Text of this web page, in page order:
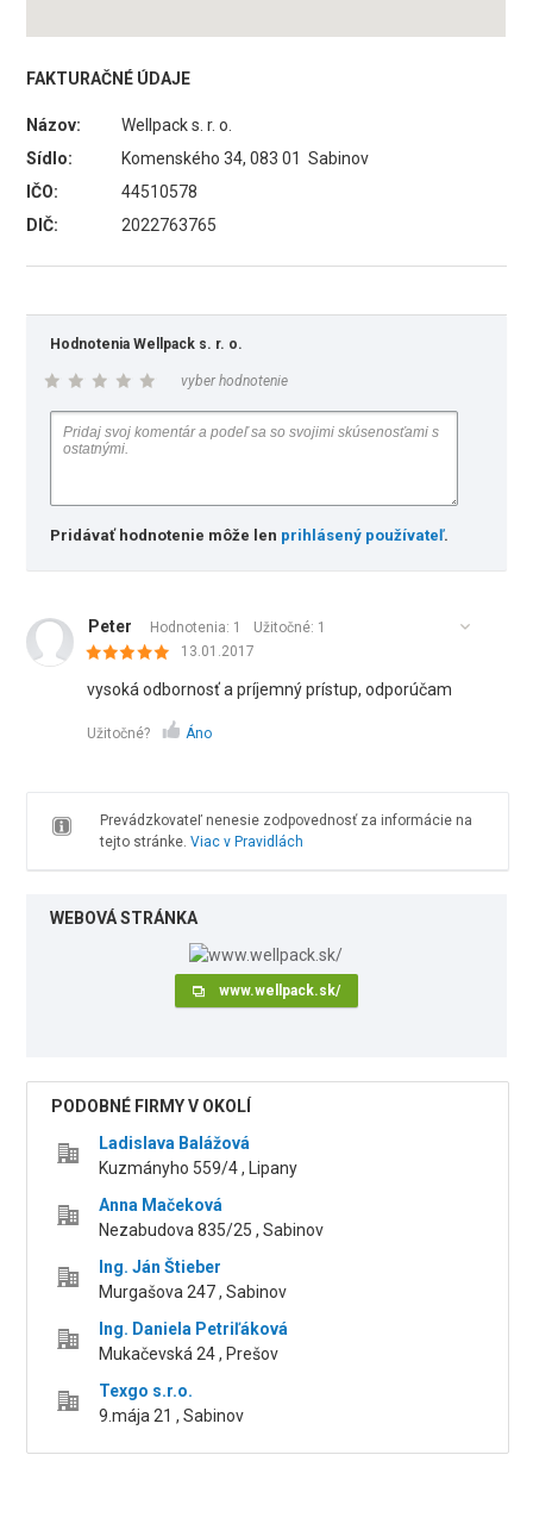
FAKTURAČNÉ ÚDAJE
Názov:
Wellpack s. r. o.
Sídlo:
Komenského 34, 083 01 Sabinov
IČO:
44510578
DIČ:
2022763765
Hodnotenia Wellpack s. r. o.
vyber hodnotenie
Pridávať hodnotenie môže len prihlásený používateľ.
Peter Hodnotenia: 1 Užitočné: 1
13.01.2017
vysoká odbornosť a príjemný prístup, odporúčam
Užitočné? Áno
Prevádzkovateľ nenesie zodpovednosť za informácie na
tejto stránke. Viac v Pravidlách
WEBOVÁ STRÁNKA
www.wellpack.sk/
PODOBNÉ FIRMY V OKOLÍ
Ladislava Balážová
Kuzmányho 559/4 , Lipany
Anna Mačeková
Nezabudova 835/25 , Sabinov
Ing. Ján Štieber
Murgašova 247 , Sabinov
Ing. Daniela Petriľáková
Mukačevská 24 , Prešov
Texgo s.r.o.
9.mája 21 , Sabinov